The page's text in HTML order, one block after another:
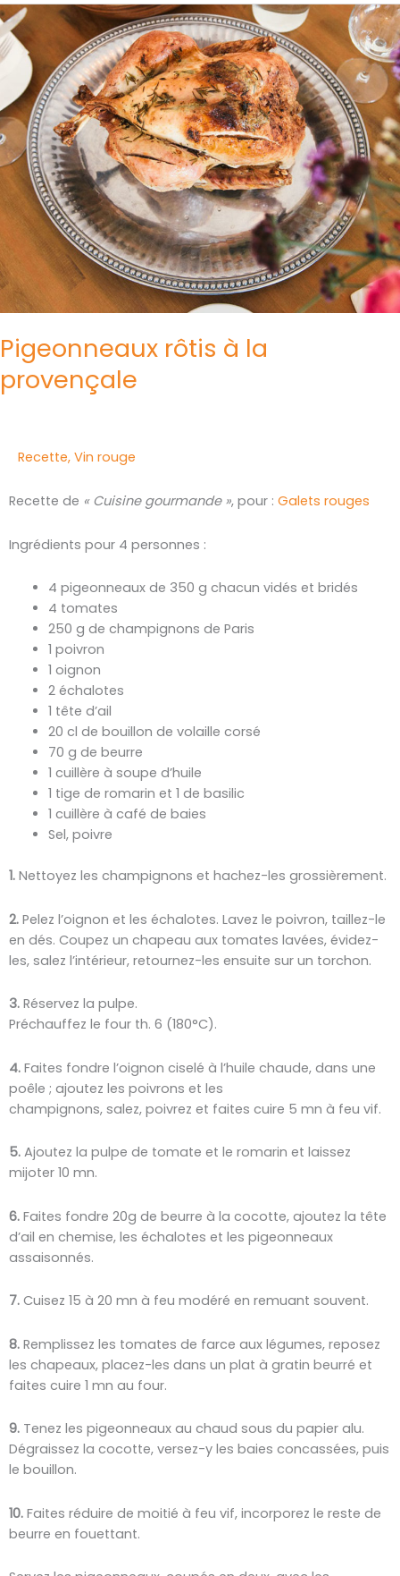
Pigeonneaux rôtis à la
provençale
Recette, Vin rouge
Recette de « Cuisine gourmande », pour : Galets rouges
Ingrédients pour 4 personnes :
4 pigeonneaux de 350 g chacun vidés et bridés
4 tomates
250 g de champignons de Paris
1 poivron
1 oignon
2 échalotes
1 tête d’ail
20 cl de bouillon de volaille corsé
70 g de beurre
1 cuillère à soupe d’huile
1 tige de romarin et 1 de basilic
1 cuillère à café de baies
Sel, poivre
1. Nettoyez les champignons et hachez-les grossièrement.
2. Pelez l’oignon et les échalotes. Lavez le poivron, taillez-le
en dés. Coupez un chapeau aux tomates lavées, évidez-
les, salez l’intérieur, retournez-les ensuite sur un torchon.
3. Réservez la pulpe.
Préchauffez le four th. 6 (180°C).
4. Faites fondre l’oignon ciselé à l’huile chaude, dans une
poêle ; ajoutez les poivrons et les
champignons, salez, poivrez et faites cuire 5 mn à feu vif.
5. Ajoutez la pulpe de tomate et le romarin et laissez
mijoter 10 mn.
6. Faites fondre 20g de beurre à la cocotte, ajoutez la tête
d’ail en chemise, les échalotes et les pigeonneaux
assaisonnés.
7. Cuisez 15 à 20 mn à feu modéré en remuant souvent.
8. Remplissez les tomates de farce aux légumes, reposez
les chapeaux, placez-les dans un plat à gratin beurré et
faites cuire 1 mn au four.
9. Tenez les pigeonneaux au chaud sous du papier alu.
Dégraissez la cocotte, versez-y les baies concassées, puis
le bouillon.
10. Faites réduire de moitié à feu vif, incorporez le reste de
beurre en fouettant.
Pigeonneaux
rôtis
à
provençale